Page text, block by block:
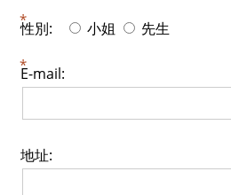
性別: 小姐 先生
E-mail:
地址: